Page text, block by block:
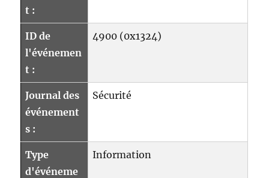
t :
ID de
l'événemen
t :
4900 (0x1324)
Journal des
événement
s :
Sécurité
Type
d'événeme
Information